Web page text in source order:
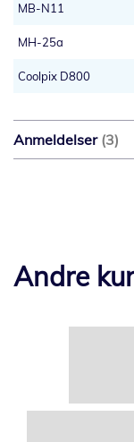
MB-N11
MH-25a
Coolpix D800
Anmeldelser 3
Andre